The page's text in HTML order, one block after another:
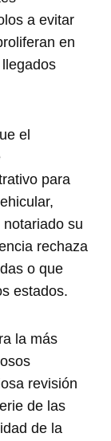
a evitar
en
el
para
su
rechaza
o que
estados.
la más
revisión
de las
de la